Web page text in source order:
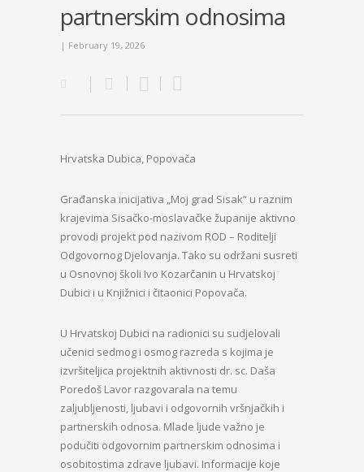
partnerskim odnosima
| February 19, 2026
Hrvatska Dubica, Popovača
Građanska inicijativa „Moj grad Sisak“ u raznim
krajevima Sisačko-moslavačke županije aktivno
provodi projekt pod nazivom ROD – Roditelji
Odgovornog Djelovanja. Tako su održani susreti
u Osnovnoj školi Ivo Kozarčanin u Hrvatskoj
Dubici i u Knjižnici i čitaonici Popovača.
U Hrvatskoj Dubici na radionici su sudjelovali
učenici sedmog i osmog razreda s kojima je
izvršiteljica projektnih aktivnosti dr. sc. Daša
Poredoš Lavor razgovarala na temu
zaljubljenosti, ljubavi i odgovornih vršnjačkih i
partnerskih odnosa. Mlade ljude važno je
podučiti odgovornim partnerskim odnosima i
osobitostima zdrave ljubavi. Informacije koje